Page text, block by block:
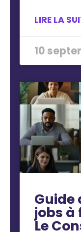
LIRE LA
10
Guide
jobs à
Le